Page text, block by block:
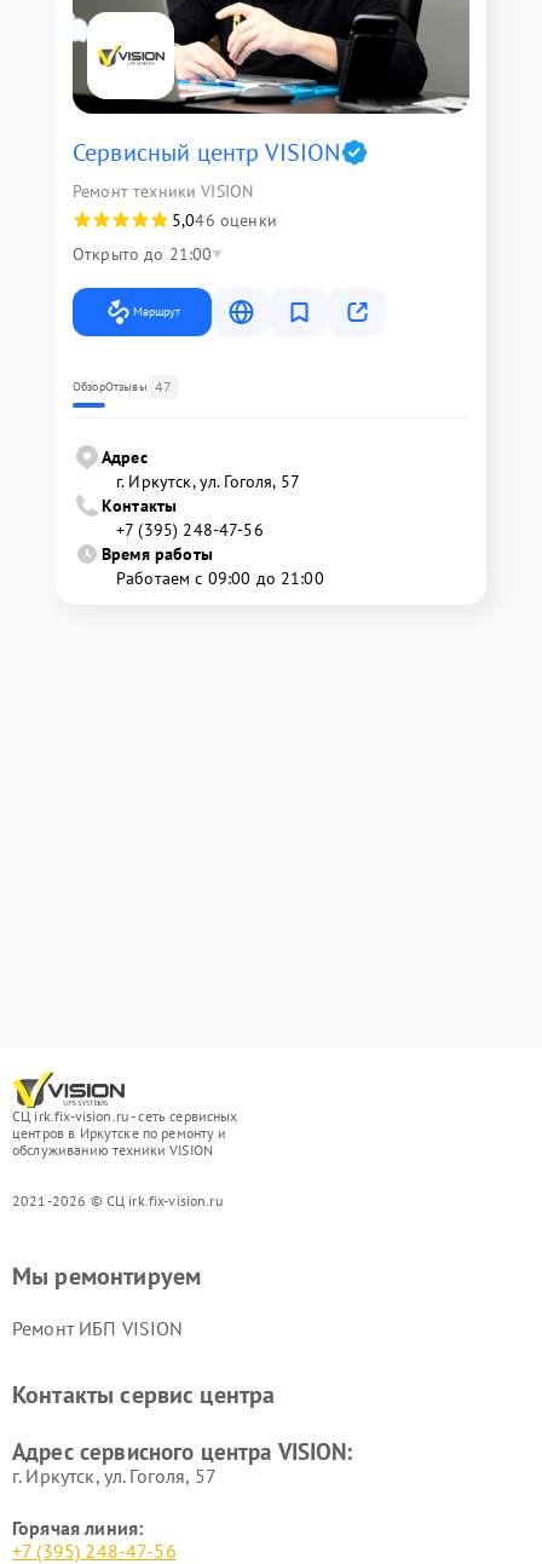
Сервисный центр VISION
Ремонт техники VISION
5,046 оценки
Открыто до 21:00
Маршрут
ОбзорОтзывы 47
Адрес
г. Иркутск, ул. ​Гоголя, 57
Контакты
+7 (395) 248-47-56
Время работы
Работаем с 09:00 до 21:00
СЦ irk.fix-vision.ru - сеть сервисных
центров в Иркутске по ремонту и
обслуживанию техники VISION
2021-2026 © СЦ irk.fix-vision.ru
Мы ремонтируем
Ремонт ИБП VISION
Контакты сервис центра
Адрес сервисного центра VISION:
г. Иркутск, ул. ​Гоголя, 57
Горячая линия:
+7 (395) 248-47-56